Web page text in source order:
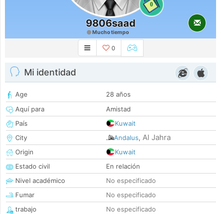
0
9806saad
Mucho tiempo
0
Mi identidad
Age
28 años
Aquí para
Amistad
País
Kuwait
City
Andalus, Al Jahra
Origin
Kuwait
Estado civil
En relación
Nivel académico
No especificado
Fumar
No especificado
trabajo
No especificado